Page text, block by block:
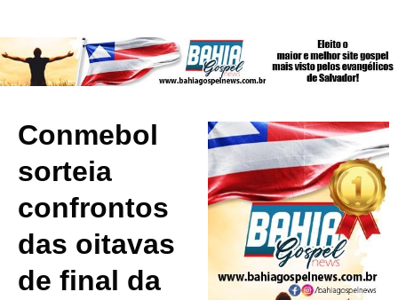
Conmebol
sorteia
confrontos
das oitavas
de final da